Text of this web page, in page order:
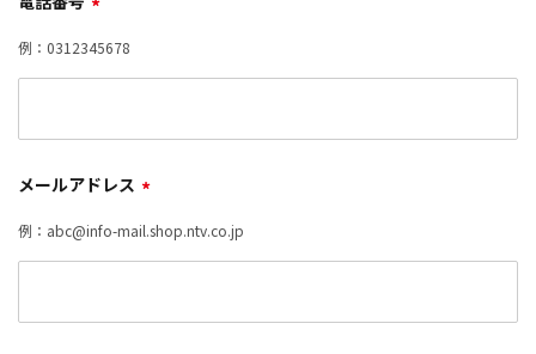
*
例：0312345678
メールアドレス *
例：abc@info-mail.shop.ntv.co.jp